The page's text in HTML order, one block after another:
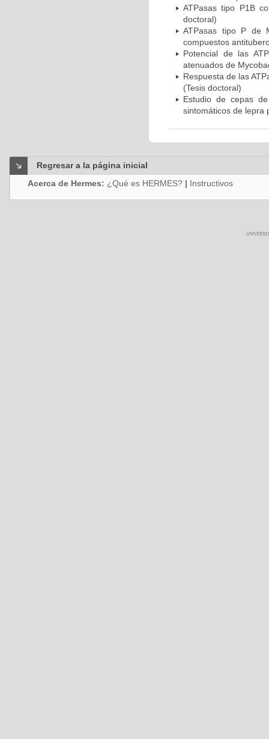
ATPasas tipo P1B
doctoral)
ATPasas tipo P de
compuestos
Potencial de las
atenuados de
Respuesta de las
(Tesis doctoral)
Estudio de cepas
sintomáticos de lepra
Regresar a la página inicial
Acerca de Hermes: ¿Qué es HERMES? | Instructivos